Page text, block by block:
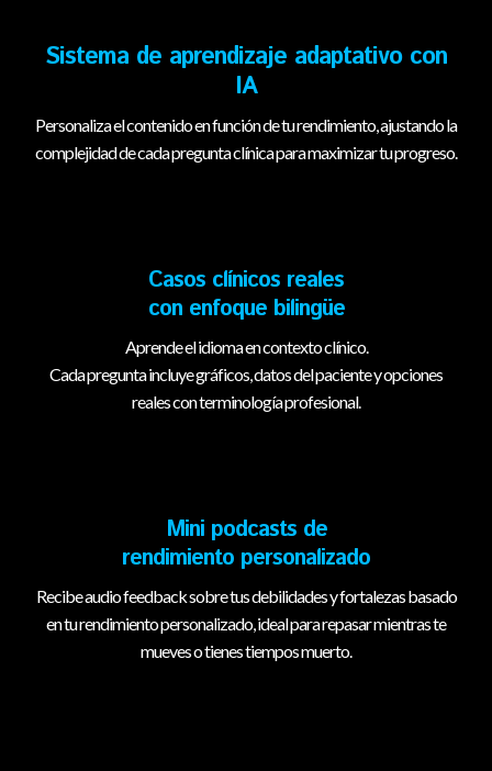
Sistema de aprendizaje adaptativo con
IA
Personaliza el contenido en función de tu rendimiento, ajustando la
complejidad de cada pregunta clínica para maximizar tu progreso.
Casos clínicos reales
con enfoque bilingüe
Aprende el idioma en contexto clínico.
Cada pregunta incluye gráficos, datos del paciente y opciones
reales con terminología profesional.
Mini podcasts de
rendimiento personalizado
Recibe audio feedback sobre tus debilidades y fortalezas basado
en tu rendimiento personalizado, ideal para repasar mientras te
mueves o tienes tiempos muerto.